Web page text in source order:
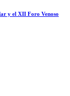
y el XII Foro Venoso